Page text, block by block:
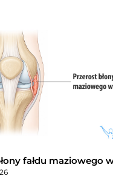
fałdu maziowego